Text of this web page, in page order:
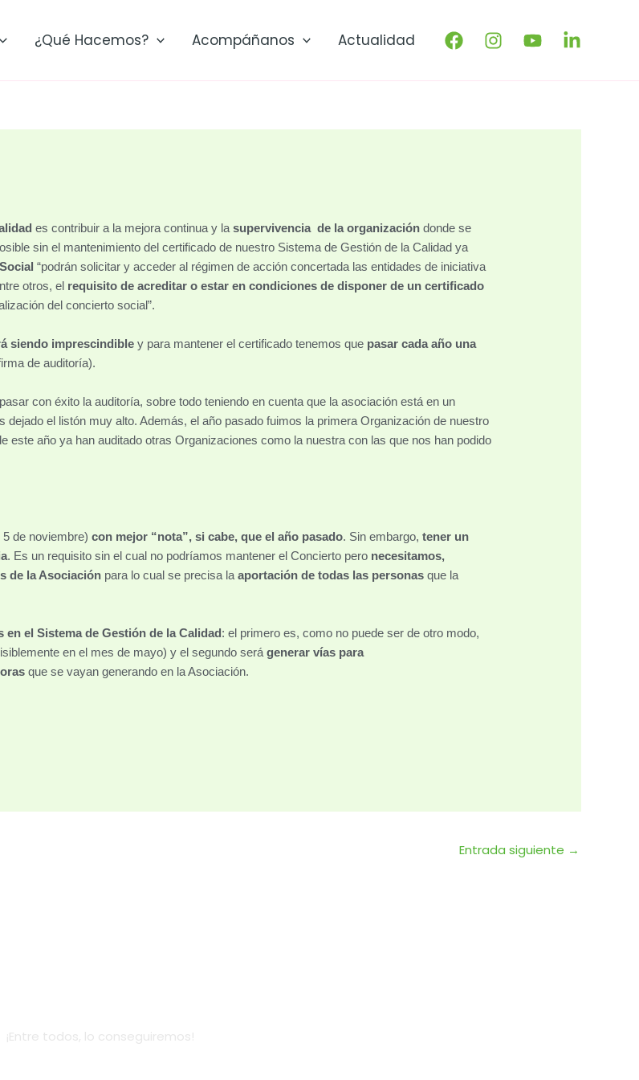
¿Qué Hacemos? Acompáñanos Actualidad
es contribuir a la mejora continua y lasupervivencia de la organización donde se
sin el mantenimiento del certificado de nuestro Sistema de Gestión de la Calidad ya
“podrán solicitar y acceder al régimen de acción concertada las entidades de iniciativa
otros, el requisito de acreditar o estar en condiciones de disponer de un certificado
del concierto social”.
siendo imprescindible y para mantener el certificado tenemos que pasar cada año una
de auditoría).
con éxito la auditoría, sobre todo teniendo en cuenta que la asociación está en un
el listón muy alto. Además, el año pasado fuimos la primera Organización de nuestro
este año ya han auditado otras Organizaciones como la nuestra con las que nos han podido
de noviembre)con mejor “nota”, si cabe, que el año pasado. Sin embargo,tener un
. Es un requisito sin el cual no podríamos mantener el Concierto pero necesitamos,
de la Asociación para lo cual se precisa laaportación de todas las personas que la
el Sistema de Gestión de la Calidad: el primero es, como no puede ser de otro modo,
en el mes de mayo) y el segundo serágenerar vías para
que se vayan generando en la Asociación.
Entrada siguiente →
¡Entre todos, lo conseguiremos!